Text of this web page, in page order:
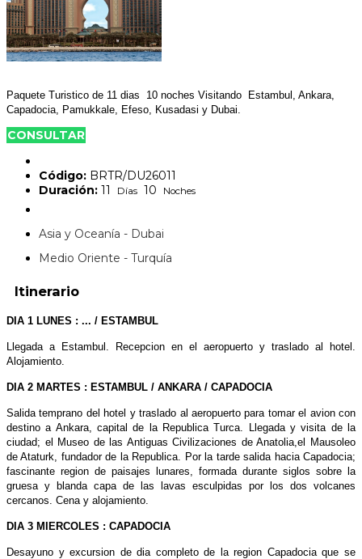
Paquete Turistico de 11 dias 10 noches Visitando
Estambul, Ankara,
Capadocia, Pamukkale, Efeso, Kusadasi y Dubai.
CONSULTAR
Código: BRTR/DU26011
Duración: 11 Días 10 Noches
Asia y Oceanía - Dubai
Medio Oriente - Turquía
Itinerario
DIA 1 LUNES : ... / ESTAMBUL
Llegada a Estambul. Recepcion en el aeropuerto y traslado al hotel.
Alojamiento.
DIA 2 MARTES : ESTAMBUL / ANKARA / CAPADOCIA
Salida temprano del hotel y traslado al aeropuerto para tomar el avion con
destino a Ankara, capital de la Republica Turca. Llegada y visita de la
ciudad; el Museo de las Antiguas Civilizaciones de Anatolia,el Mausoleo
de Ataturk, fundador de la Republica. Por la tarde salida hacia Capadocia;
fascinante region de paisajes lunares, formada durante siglos sobre la
gruesa y blanda capa de las lavas esculpidas por los dos volcanes
cercanos. Cena y alojamiento.
DIA 3 MIERCOLES : CAPADOCIA
Desayuno y excursion de dia completo de la region Capadocia que se